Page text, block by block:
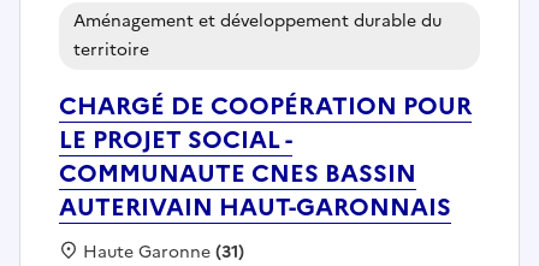
CHARGÉ DE COOPÉRATION POUR
LE PROJET SOCIAL -
COMMUNAUTE CNES BASSIN
AUTERIVAIN HAUT-GARONNAIS
Aménagement et développement durable du
territoire
Localisation :
Haute Garonne(31)